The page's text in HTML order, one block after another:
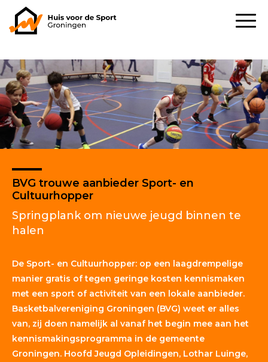
BVG trouwe aanbieder Sport- en
Cultuurhopper
Springplank om nieuwe jeugd binnen te
halen
De Sport- en Cultuurhopper: op een laagdrempelige
manier gratis of tegen geringe kosten kennismaken
met een sport of activiteit van een lokale aanbieder.
Basketbalvereniging Groningen (BVG) weet er alles
van, zij doen namelijk al vanaf het begin mee aan het
kennismakingsprogramma in de gemeente
Groningen. Hoofd Jeugd Opleidingen, Lothar Luinge,